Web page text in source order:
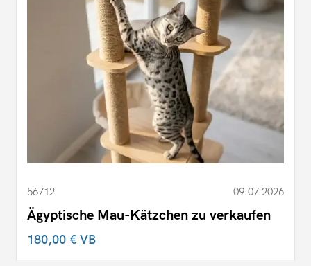
56712 09.07.2026
Ägyptische Mau-Kätzchen zu verkaufen
180,00 €VB